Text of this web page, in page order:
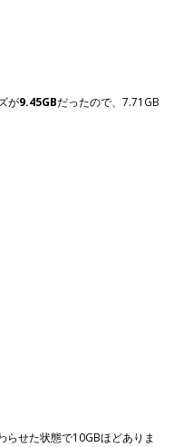
が9.45GBだったので、7.71GB
せた状態で10GBほどありま